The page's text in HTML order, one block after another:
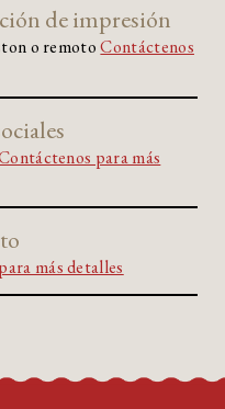
de impresión
o remotoContáctenos
para más
más detalles